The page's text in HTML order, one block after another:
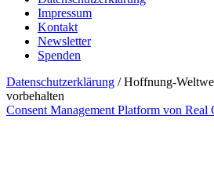
Impressum
Kontakt
Newsletter
Spenden
Datenschutzerklärung / Hoffnung-
vorbehalten
Consent Management Platform von Real